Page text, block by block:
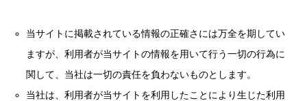
当サイトに掲載されている情報の正確さには万全を期してい
ますが、利用者が当サイトの情報を用いて行う一切の行為に
関して、当社は一切の責任を負わないものとします。
当社は、利用者が当サイトを利用したことにより生じた利用